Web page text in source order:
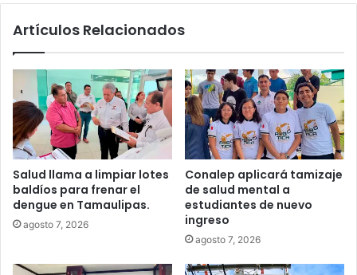
Artículos Relacionados
Salud llama a limpiar lotes
baldíos para frenar el
dengue en Tamaulipas.
agosto 7, 2026
Conalep aplicará tamizaje
de salud mental a
estudiantes de nuevo
ingreso
agosto 7, 2026